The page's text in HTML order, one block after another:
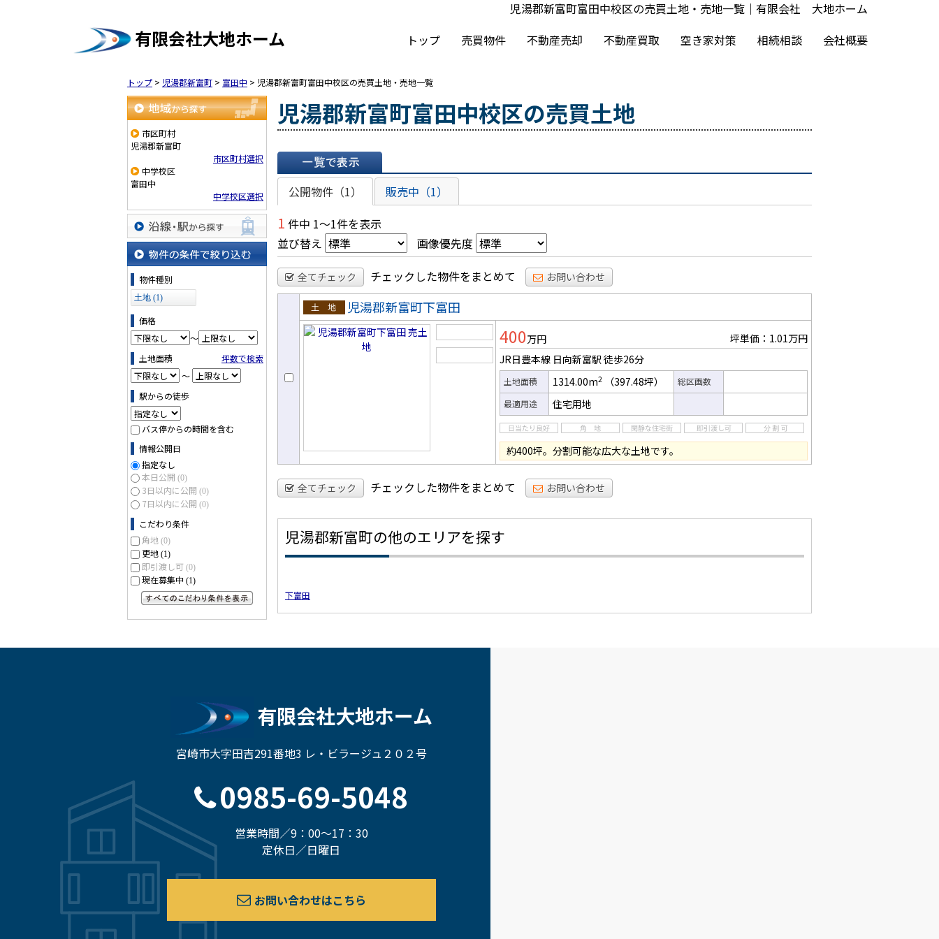
児湯郡新富町富田中校区の売買土地・売地一覧｜有限会社 大地ホーム
有限会社大地ホーム トップ 売買物件 不動産売却 不動産買取 空き家対策 相続相談 会社概要
トップ > 児湯郡新富町 > 富田中 > 児湯郡新富町富田中校区の売買土地・売地一覧
地域から探す
市区町村
児湯郡新富町
市区町村選択
中学校区
富田中
中学校区選択
沿線・駅から探す
物件の条件で絞り込む
物件種別
土地 (1)
価格
～
土地面積
坪数で検索
～
駅からの徒歩
バス停からの時間を含む
情報公開日
指定なし
本日公開 (0)
3日以内に公開 (0)
7日以内に公開 (0)
こだわり条件
角地 (0)
更地 (1)
即引渡し可 (0)
現在募集中 (1)
児湯郡新富町富田中校区の売買土地
一覧で表示
公開物件（1） 販売中（1）
1 件中 1～1件を表示
並び替え
画像優先度
全てチェック チェックした物件をまとめて お問い合わせ
売土地
児湯郡新富町下富田
400万円
坪単価：1.01万円
JR日豊本線 日向新富駅 徒歩26分
土地面積 1314.00m2 （397.48坪）
総区画数
最適用途
住宅用地
約400坪。分割可能な広大な土地です。
全てチェック チェックした物件をまとめて お問い合わせ
児湯郡新富町の他のエリアを探す
下富田
有限会社大地ホーム
宮崎市大字田吉291番地3 レ・ビラージュ２０２号
0985-69-5048
営業時間／9：00～17：30
定休日／日曜日
お問い合わせはこちら